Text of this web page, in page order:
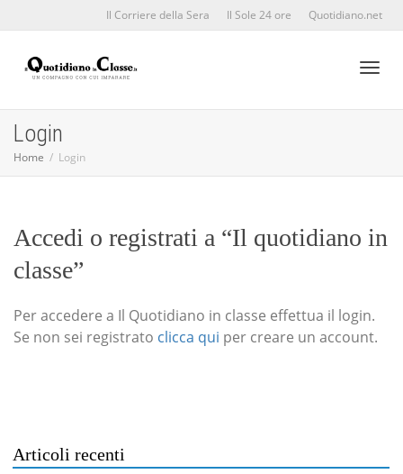
Il Corriere della Sera Il Sole 24 ore Quotidiano.net
Login
Home Login
Accedi o registrati a “Il quotidiano in
classe”
Per accedere a Il Quotidiano in classe effettua il login.
Se non sei registrato clicca qui per creare un account.
Articoli recenti